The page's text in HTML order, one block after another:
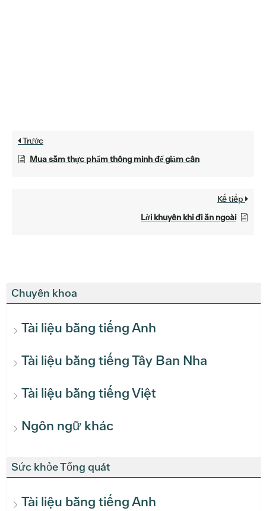
Chuyên khoa
Tài liệu bằng tiếng Anh
Tài liệu bằng tiếng Tây Ban Nha
Tài liệu bằng tiếng Việt
Ngôn ngữ khác
Sức khỏe Tổng quát
Tài liệu bằng tiếng Anh
Trước
Mua sắm thực phẩm thông minh để giảm cân
Kế tiếp
Lời khuyên khi đi ăn ngoài